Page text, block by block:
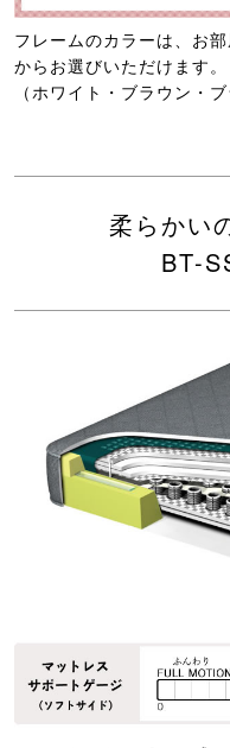
フレームのカラーは、お
からお選びいただけます。
（ホワイト・ブラウン・ブ
柔らかい
BT-